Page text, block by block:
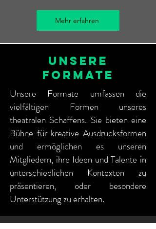
Mehr erfahren
UNSERE
FORMATE
Unsere Formate umfassen die
vielfältigen Formen unseres
theatralen Schaffens. Sie bieten eine
Bühne für kreative Ausdrucksformen
und ermöglichen es unseren
Mitgliedern, ihre Ideen und Talente in
unterschiedlichen Kontexten zu
präsentieren, oder besondere
Unterstützung zu erhalten.